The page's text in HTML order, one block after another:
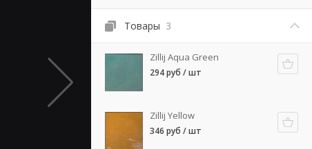
Товары 3
Zillij Aqua Green
294 руб / шт
Zillij Yellow
346 руб / шт